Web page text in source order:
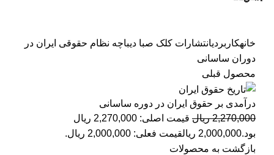
خانهکاربردیانتشارات کلک صبا دیباچه نظام حقوقی ایران در
دوران ساسانی
محصول قبلی
درآمدی بر حقوق ایران در دوره ساسانی
2,270,000 ریال
قیمت اصلی: 2,270,000 ریال
بود.2,000,000 ریالقیمت فعلی: 2,000,000 ریال.
بازگشت به محصولات